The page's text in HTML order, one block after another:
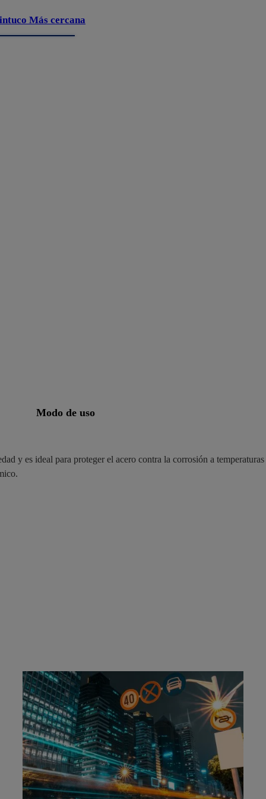
Más cercana
modo de uso
y es ideal para proteger el acero contra la corrosión a temperaturas